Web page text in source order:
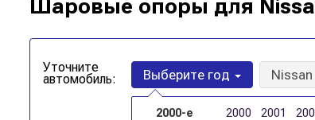
Шаровые опоры для
Уточните
автомобиль: Выберите год
2000-е 2000 2001
Nissan